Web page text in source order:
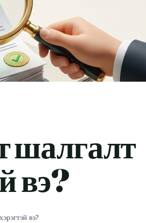
шалгалт
вэ?
вэ?